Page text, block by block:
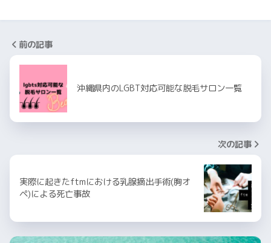
前の記事
沖縄県内のLGBT対応可能な脱毛サロン一覧
次の記事
実際に起きたftmにおける乳腺摘出手術(胸オ
ペ)による死亡事故